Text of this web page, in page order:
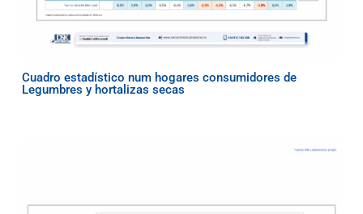
Cuadro estadístico num hogares consumidores de
Legumbres y hortalizas secas